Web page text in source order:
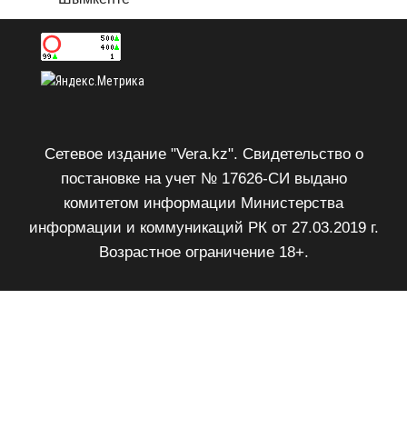
Сетевое издание "Vera.kz". Свидетельство о
постановке на учет № 17626-СИ выдано
комитетом информации Министерства
информации и коммуникаций РК от 27.03.2019 г.
Возрастное ограничение 18+.